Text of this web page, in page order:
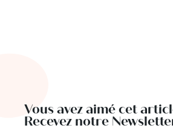
Vous avez aimé cet
Recevez notre